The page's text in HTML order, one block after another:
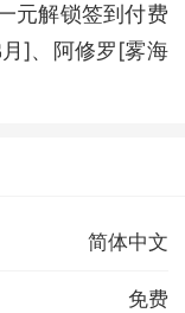
元解锁签到付费
]、阿修罗[雾海
简体中文
免费